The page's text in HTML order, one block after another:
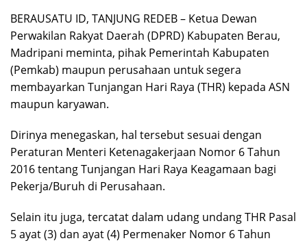
BERAUSATU ID, TANJUNG REDEB – Ketua Dewan
Perwakilan Rakyat Daerah (DPRD) Kabupaten Berau,
Madripani meminta, pihak Pemerintah Kabupaten
(Pemkab) maupun perusahaan untuk segera
membayarkan Tunjangan Hari Raya (THR) kepada ASN
maupun karyawan.
Dirinya menegaskan, hal tersebut sesuai dengan
Peraturan Menteri Ketenagakerjaan Nomor 6 Tahun
2016 tentang Tunjangan Hari Raya Keagamaan bagi
Pekerja/Buruh di Perusahaan.
Selain itu juga, tercatat dalam udang undang THR Pasal
5 ayat (3) dan ayat (4) Permenaker Nomor 6 Tahun